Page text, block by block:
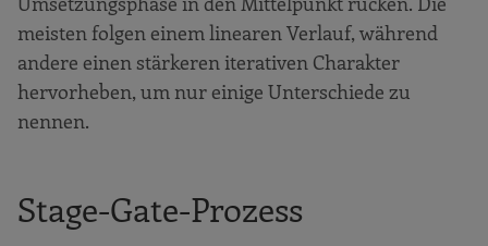
meisten folgen einem linearen Verlauf, während
andere einen stärkeren iterativen Charakter
hervorheben, um nur einige Unterschiede zu
nennen.
Stage-Gate-Prozess